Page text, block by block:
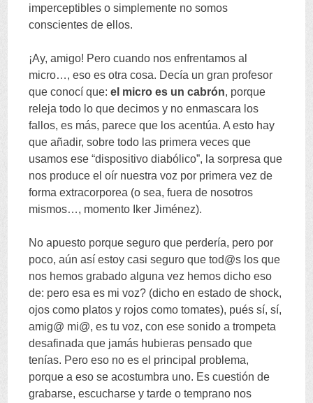
imperceptibles o simplemente no somos
conscientes de ellos.
¡Ay,amigo! Pero cuando nos enfrentamos al
micro…,eso es otra cosa. Decía un gran profesor
que conocí que:el micro es un cabrón, porque
releja todo lo que decimos y no enmascara los
fallos,es más, parece que los acentúa.A esto hay
que añadir,sobre todo las primera veces que
usamos ese “dispositivo diabólico”, la sorpresa que
nos produce el oír nuestra voz por primera vez de
forma extracorporea (o sea,fuera de nosotros
mismos…, momento Iker Jiménez).
No apuesto porque seguro que perdería, pero por
poco,aún así estoy casi seguro que tod@s los que
nos hemos grabado alguna vez hemos dicho eso
de: pero esa es mi voz? (dicho en estado de shock,
ojos como platos y rojos como tomates), pués sí,sí,
amig@ mi@,es tu voz,con ese sonido a trompeta
desafinada que jamás hubieras pensado que
tenías. Pero eso no es el principal problema,
porque a eso se acostumbra uno. Es cuestión de
grabarse,escucharse y tarde o temprano nos